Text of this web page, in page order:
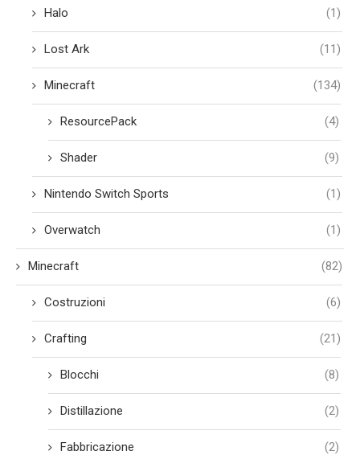
Halo (1)
Lost Ark (11)
Minecraft (134)
ResourcePack (4)
Shader (9)
Nintendo Switch Sports (1)
Overwatch (1)
Minecraft (82)
Costruzioni (6)
Crafting (21)
Blocchi (8)
Distillazione (2)
Fabbricazione (2)